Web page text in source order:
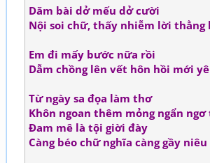
Dăm bài dở mếu dở cười
Nội soi chữ, thấy nhiễm lời thằng
Em đi mấy bước nữa rồi
Dẫm chồng lên vết hôn hồi mới
Từ ngày sa đọa làm thơ
Khôn ngoan thêm mỏng ngẩn
Đam mê là tội giời đày
Càng béo chữ nghĩa càng gầy